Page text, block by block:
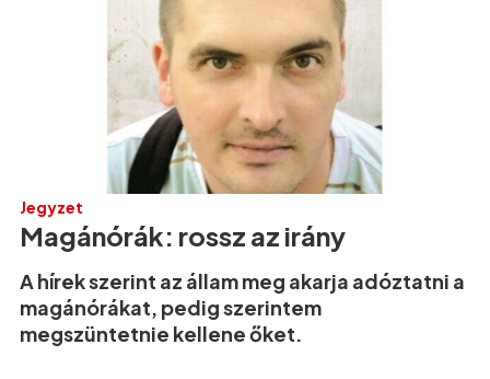
Jegyzet
Magánórák: rossz az irány
A hírek szerint az állam meg akarja adóztatni a
magánórákat, pedig szerintem
megszüntetnie kellene őket.